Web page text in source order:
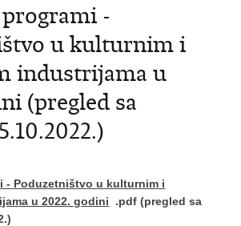
-
u kulturnim i
industrijama u
(pregled sa
- Poduzetništvo u kulturnim i
u 2022. godini .pdf (pregled sa